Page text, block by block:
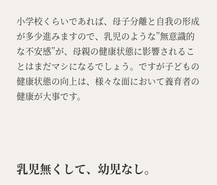
小学校くらいであれば、母子分離と自我の形成
が多少進みますので、乳児のような”無意識的
な不安感”が、母親の健康状態に影響されるこ
とはまだマシになるでしょう。ですが子どもの
健康状態の向上は、様々な面において養育者の
健康が大事です。
乳児無くして、幼児なし。